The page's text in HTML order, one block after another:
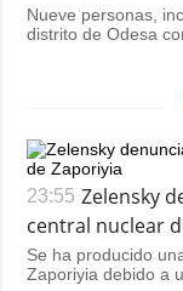
Nueve personas,
distrito de Odesa
23:55 Zelensky
central nuclear
Se ha producido
Zaporiyia debido a